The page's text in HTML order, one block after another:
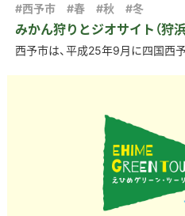
みかん狩りとジオサイト（狩
#西予市 #春 #秋 #冬
西予市は、平成25年9月に四国西